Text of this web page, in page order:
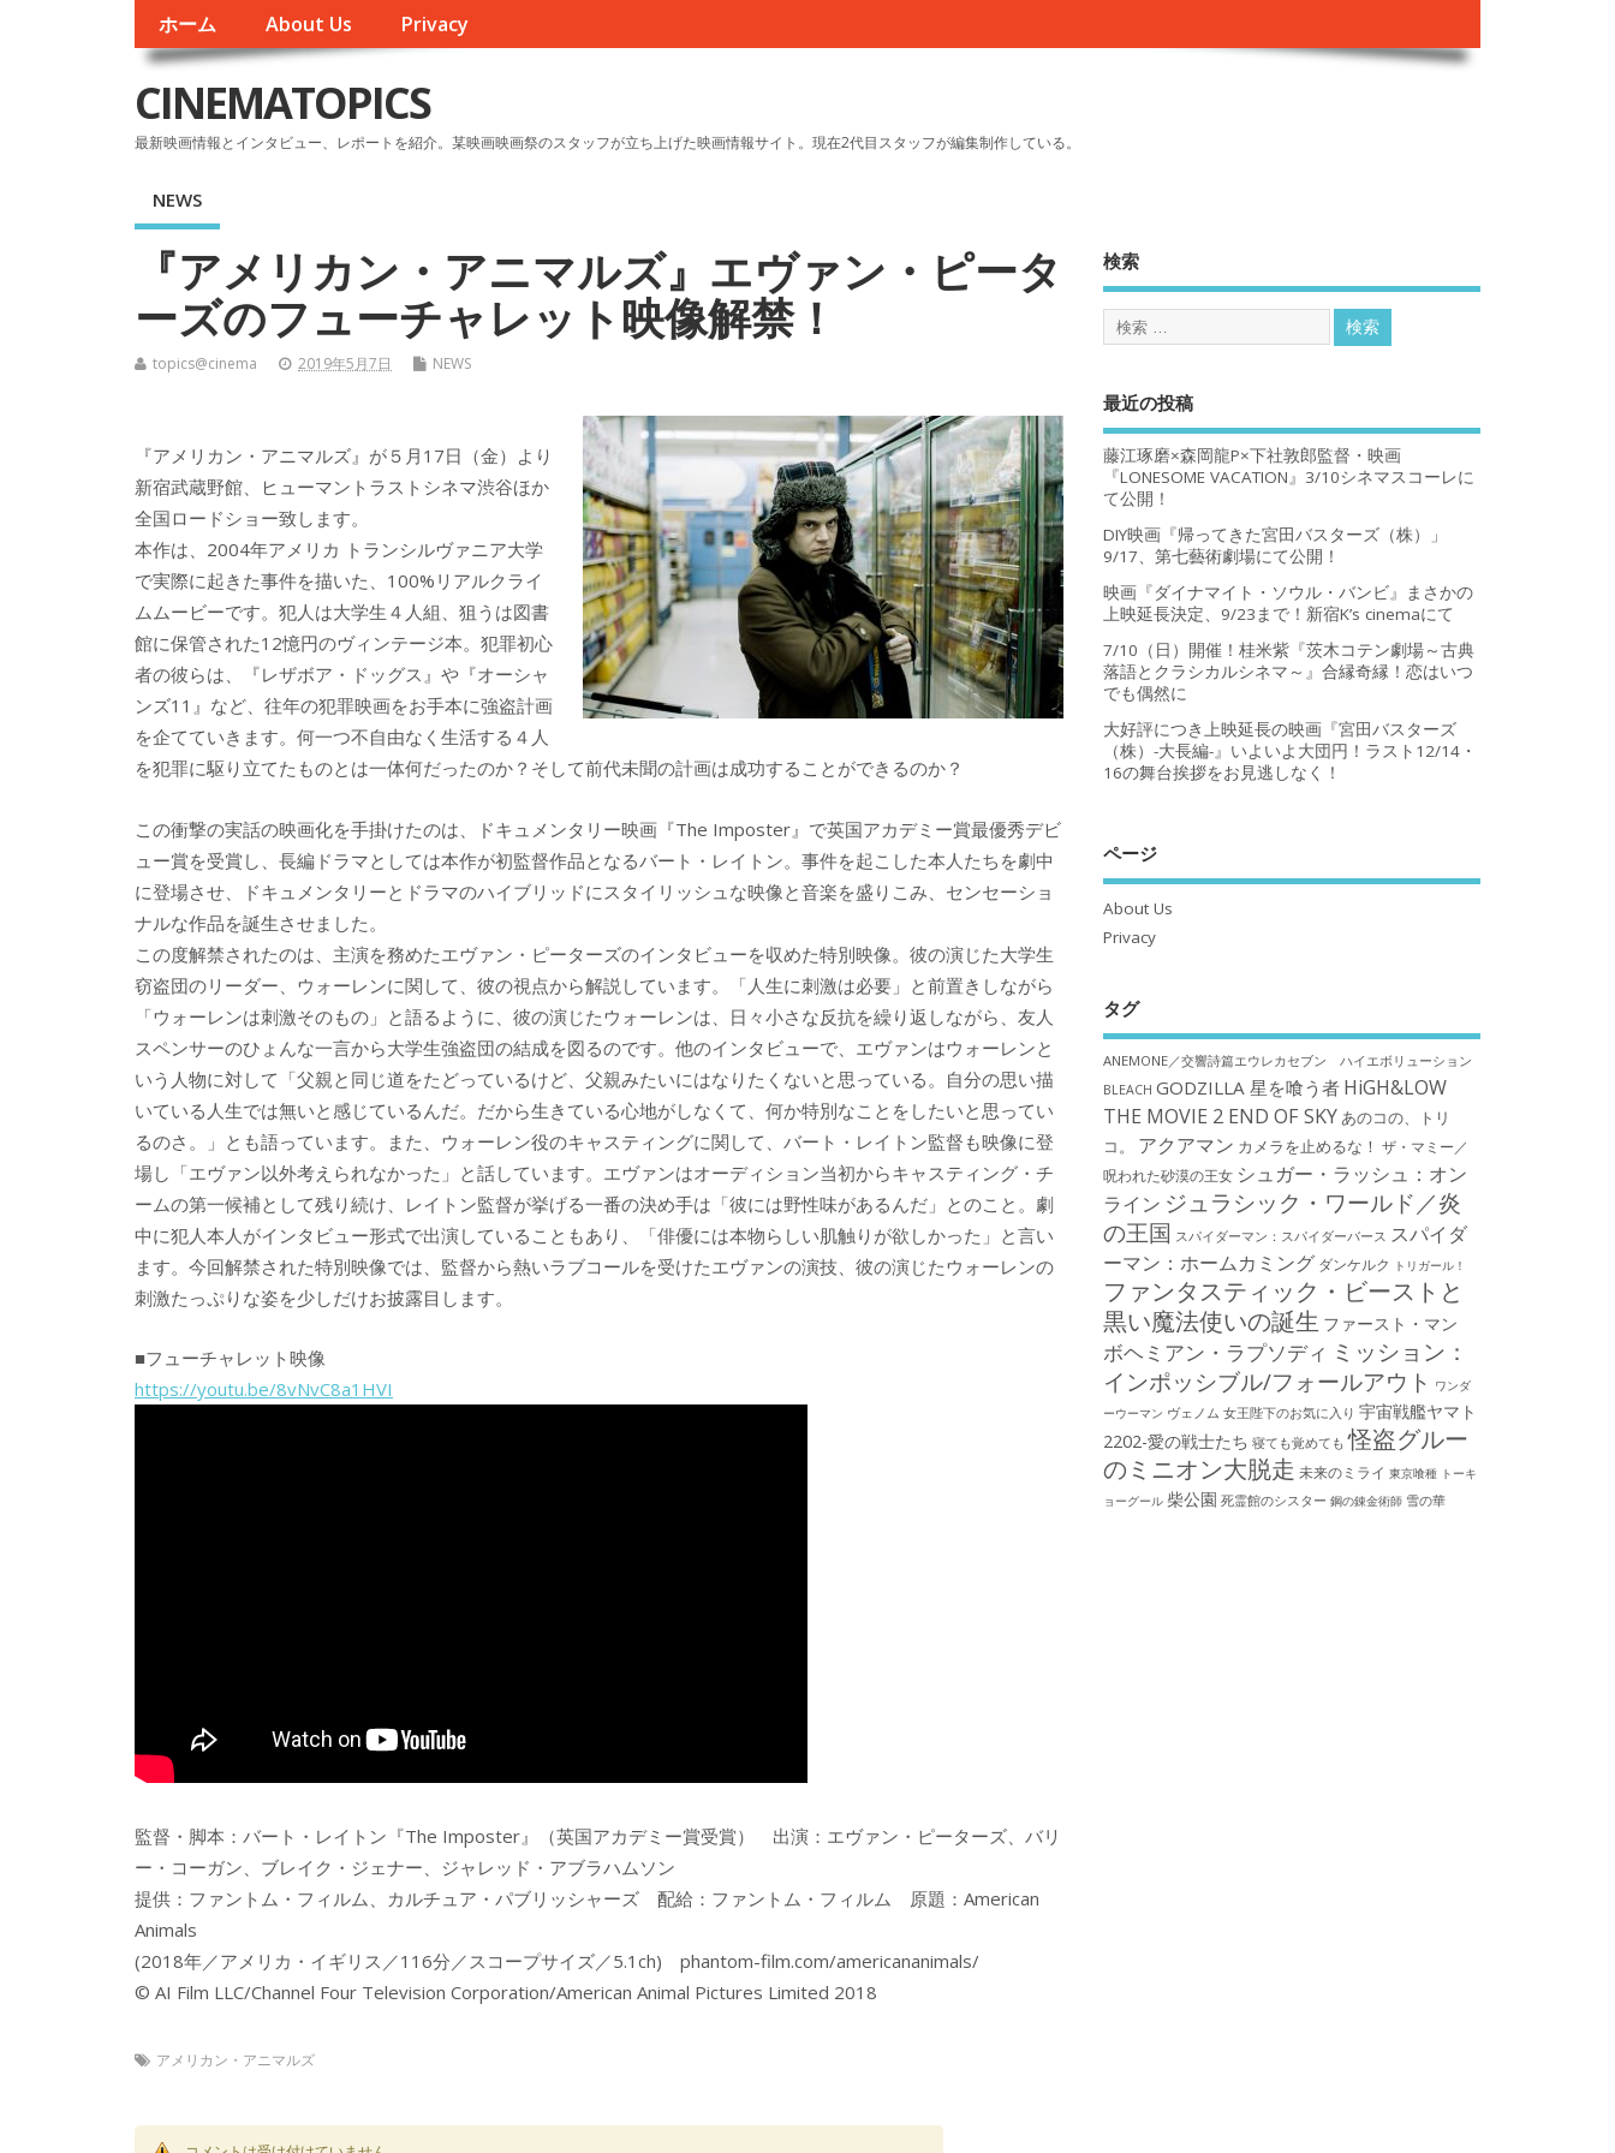
ホーム About Us Privacy
CINEMATOPICS
最新映画情報とインタビュー、レポートを紹介。某映画映画祭のスタッフが立ち上げた映画情報サイト。現在2代目スタッフが編集制作している。
NEWS
『アメリカン・アニマルズ』エヴァン・ピータ
ーズのフューチャレット映像解禁！
topics@cinema 2019年5月7日 NEWS
『アメリカン・アニマルズ』が５月17日（金）より
新宿武蔵野館、ヒューマントラストシネマ渋谷ほか
全国ロードショー致します。
本作は、2004年アメリカ トランシルヴァニア大学
で実際に起きた事件を描いた、100%リアルクライ
ムムービーです。犯人は大学生４人組、狙うは図書
館に保管された12憶円のヴィンテージ本。犯罪初心
者の彼らは、『レザボア・ドッグス』や『オーシャ
ンズ11』など、往年の犯罪映画をお手本に強盗計画
を企てていきます。何一つ不自由なく生活する４人
を犯罪に駆り立てたものとは一体何だったのか？そして前代未聞の計画は成功することができるのか？
この衝撃の実話の映画化を手掛けたのは、ドキュメンタリー映画『The Imposter』で英国アカデミー賞最優秀デビ
ュー賞を受賞し、長編ドラマとしては本作が初監督作品となるバート・レイトン。事件を起こした本人たちを劇中
に登場させ、ドキュメンタリーとドラマのハイブリッドにスタイリッシュな映像と音楽を盛りこみ、センセーショ
ナルな作品を誕生させました。
この度解禁されたのは、主演を務めたエヴァン・ピーターズのインタビューを収めた特別映像。彼の演じた大学生
窃盗団のリーダー、ウォーレンに関して、彼の視点から解説しています。「人生に刺激は必要」と前置きしながら
「ウォーレンは刺激そのもの」と語るように、彼の演じたウォーレンは、日々小さな反抗を繰り返しながら、友人
スペンサーのひょんな一言から大学生強盗団の結成を図るのです。他のインタビューで、エヴァンはウォーレンと
いう人物に対して「父親と同じ道をたどっているけど、父親みたいにはなりたくないと思っている。自分の思い描
いている人生では無いと感じているんだ。だから生きている心地がしなくて、何か特別なことをしたいと思ってい
るのさ。」とも語っています。また、ウォーレン役のキャスティングに関して、バート・レイトン監督も映像に登
場し「エヴァン以外考えられなかった」と話しています。エヴァンはオーディション当初からキャスティング・チ
ームの第一候補として残り続け、レイトン監督が挙げる一番の決め手は「彼には野性味があるんだ」とのこと。劇
中に犯人本人がインタビュー形式で出演していることもあり、「俳優には本物らしい肌触りが欲しかった」と言い
ます。今回解禁された特別映像では、監督から熱いラブコールを受けたエヴァンの演技、彼の演じたウォーレンの
刺激たっぷりな姿を少しだけお披露目します。
■フューチャレット映像
https://youtu.be/8vNvC8a1HVI
監督・脚本：バート・レイトン『The Imposter』（英国アカデミー賞受賞） 出演：エヴァン・ピーターズ、バリ
ー・コーガン、ブレイク・ジェナー、ジャレッド・アブラハムソン
提供：ファントム・フィルム、カルチュア・パブリッシャーズ 配給：ファントム・フィルム 原題：American
Animals
(2018年／アメリカ・イギリス／116分／スコープサイズ／5.1ch) phantom-film.com/americananimals/
© AI Film LLC/Channel Four Television Corporation/American Animal Pictures Limited 2018
アメリカン・アニマルズ
検索
最近の投稿
藤江琢磨×森岡龍P×下社敦郎監督・映画
『LONESOME VACATION』3/10シネマスコーレに
て公開！
DIY映画『帰ってきた宮田バスターズ（株）」
9/17、第七藝術劇場にて公開！
映画『ダイナマイト・ソウル・バンビ』まさかの
上映延長決定、9/23まで！新宿K’s cinemaにて
7/10（日）開催！桂米紫『茨木コテン劇場～古典
落語とクラシカルシネマ～』合縁奇縁！恋はいつ
でも偶然に
大好評につき上映延長の映画『宮田バスターズ
（株）-大長編-』いよいよ大団円！ラスト12/14・
16の舞台挨拶をお見逃しなく！
ページ
About Us
Privacy
タグ
ANEMONE／交響詩篇エウレカセブン ハイエボリューション
BLEACH GODZILLA 星を喰う者 HiGH&LOW
THE MOVIE 2 END OF SKY あのコの、トリ
コ。
アクアマン カメラを止めるな！ ザ・マミー／
呪われた砂漠の王女 シュガー・ラッシュ：オン
ライン ジュラシック・ワールド／炎
の王国 スパイダーマン：スパイダーバース スパイダ
ーマン：ホームカミング ダンケルク トリガール！
ファンタスティック・ビーストと
黒い魔法使いの誕生 ファースト・マン
ボヘミアン・ラプソディ ミッション：
インポッシブル/フォールアウト ワンダ
ーウーマン ヴェノム 女王陛下のお気に入り 宇宙戦艦ヤマト
2202-愛の戦士たち 寝ても覚めても 怪盗グルー
のミニオン大脱走 未来のミライ 東京喰種 トーキ
ョーグール 柴公園 死霊館のシスター 鋼の錬金術師 雪の華